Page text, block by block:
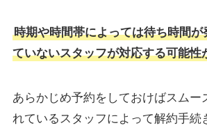
時期や時間帯によっては待ち時間
ていないスタッフが対応する可能性
あらかじめ予約をしておけばスムー
れているスタッフによって解約手続